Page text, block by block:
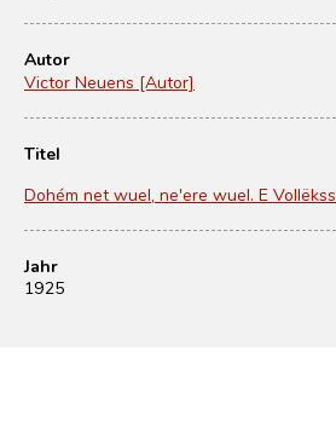
Autor
Victor Neuens [Autor]
Titel
Dohém net wuel, ne'ere wuel. E
Jahr
1925